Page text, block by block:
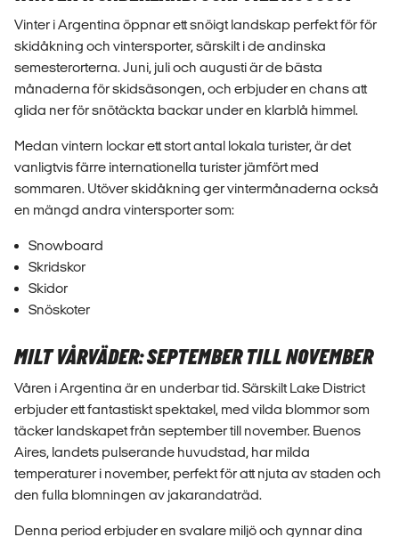
Vinter i Argentina öppnar ett snöigt landskap perfekt för för
skidåkning och vintersporter, särskilt i de andinska
semesterorterna. Juni, juli och augusti är de bästa
månaderna för skidsäsongen, och erbjuder en chans att
glida ner för snötäckta backar under en klarblå himmel.
Medan vintern lockar ett stort antal lokala turister, är det
vanligtvis färre internationella turister jämfört med
sommaren. Utöver skidåkning ger vintermånaderna också
en mängd andra vintersporter som:
Snowboard
Skridskor
Skidor
Snöskoter
MILT VÅRVÄDER: SEPTEMBER TILL NOVEMBER
Våren i Argentina är en underbar tid. Särskilt Lake District
erbjuder ett fantastiskt spektakel, med vilda blommor som
täcker landskapet från september till november. Buenos
Aires, landets pulserande huvudstad, har milda
temperaturer i november, perfekt för att njuta av staden och
den fulla blomningen av jakarandaträd.
Denna period erbjuder en svalare miljö och gynnar dina